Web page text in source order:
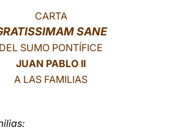
CARTA
SANE
DEL SUMO PONTÍFICE
JUAN PABLO II
A LAS FAMILIAS